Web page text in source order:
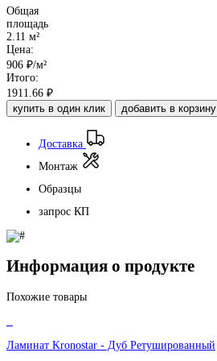
Общая
площадь
2.11 м²
Цена:
906 ₽/м²
Итого:
1911.66 ₽
купить в один клик
добавить в корзину
Доставка
Монтаж
Образцы
запрос КП
Информация о продукте
Похожие товары
Ламинат Kronostar - Дуб Ретушированный